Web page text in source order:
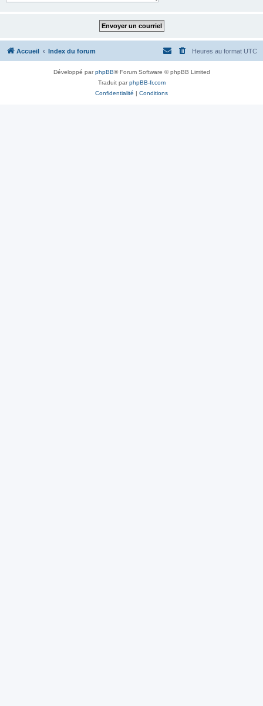
Accueil Index du forum Heures au format UTC
Développé parphpBB® Forum Software © phpBB Limited
Traduit parphpBB-fr.com
Confidentialité | Conditions